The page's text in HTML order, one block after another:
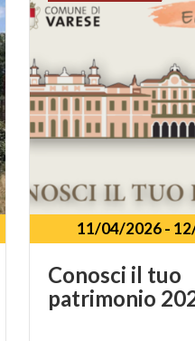
11/04/2026-
Conosci il tuo
patrimonio